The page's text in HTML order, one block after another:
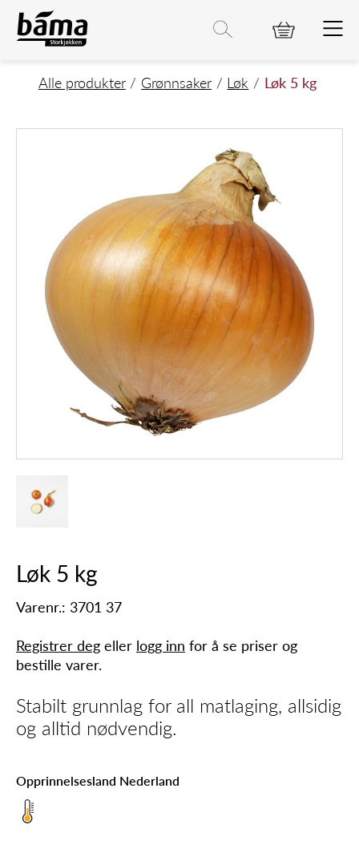
Løk 5 kg
Hovedinnhold
Hovedmeny
Hovedmeny
Alle produkter Grønnsaker Løk Løk 5 kg
Løk 5 kg
Varenr.: 3701 37
Registrer deg eller logg inn for å se priser og
bestille varer.
Stabilt grunnlag for all matlaging, allsidig
og alltid nødvendig.
Opprinnelsesland Nederland